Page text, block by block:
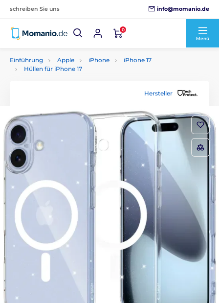
schreiben Sie uns info@momanio.de
0
Menü
Einführung Apple iPhone
iPhone 17
Hüllen für iPhone 17
Hersteller